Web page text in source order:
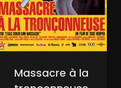
Massacre à la